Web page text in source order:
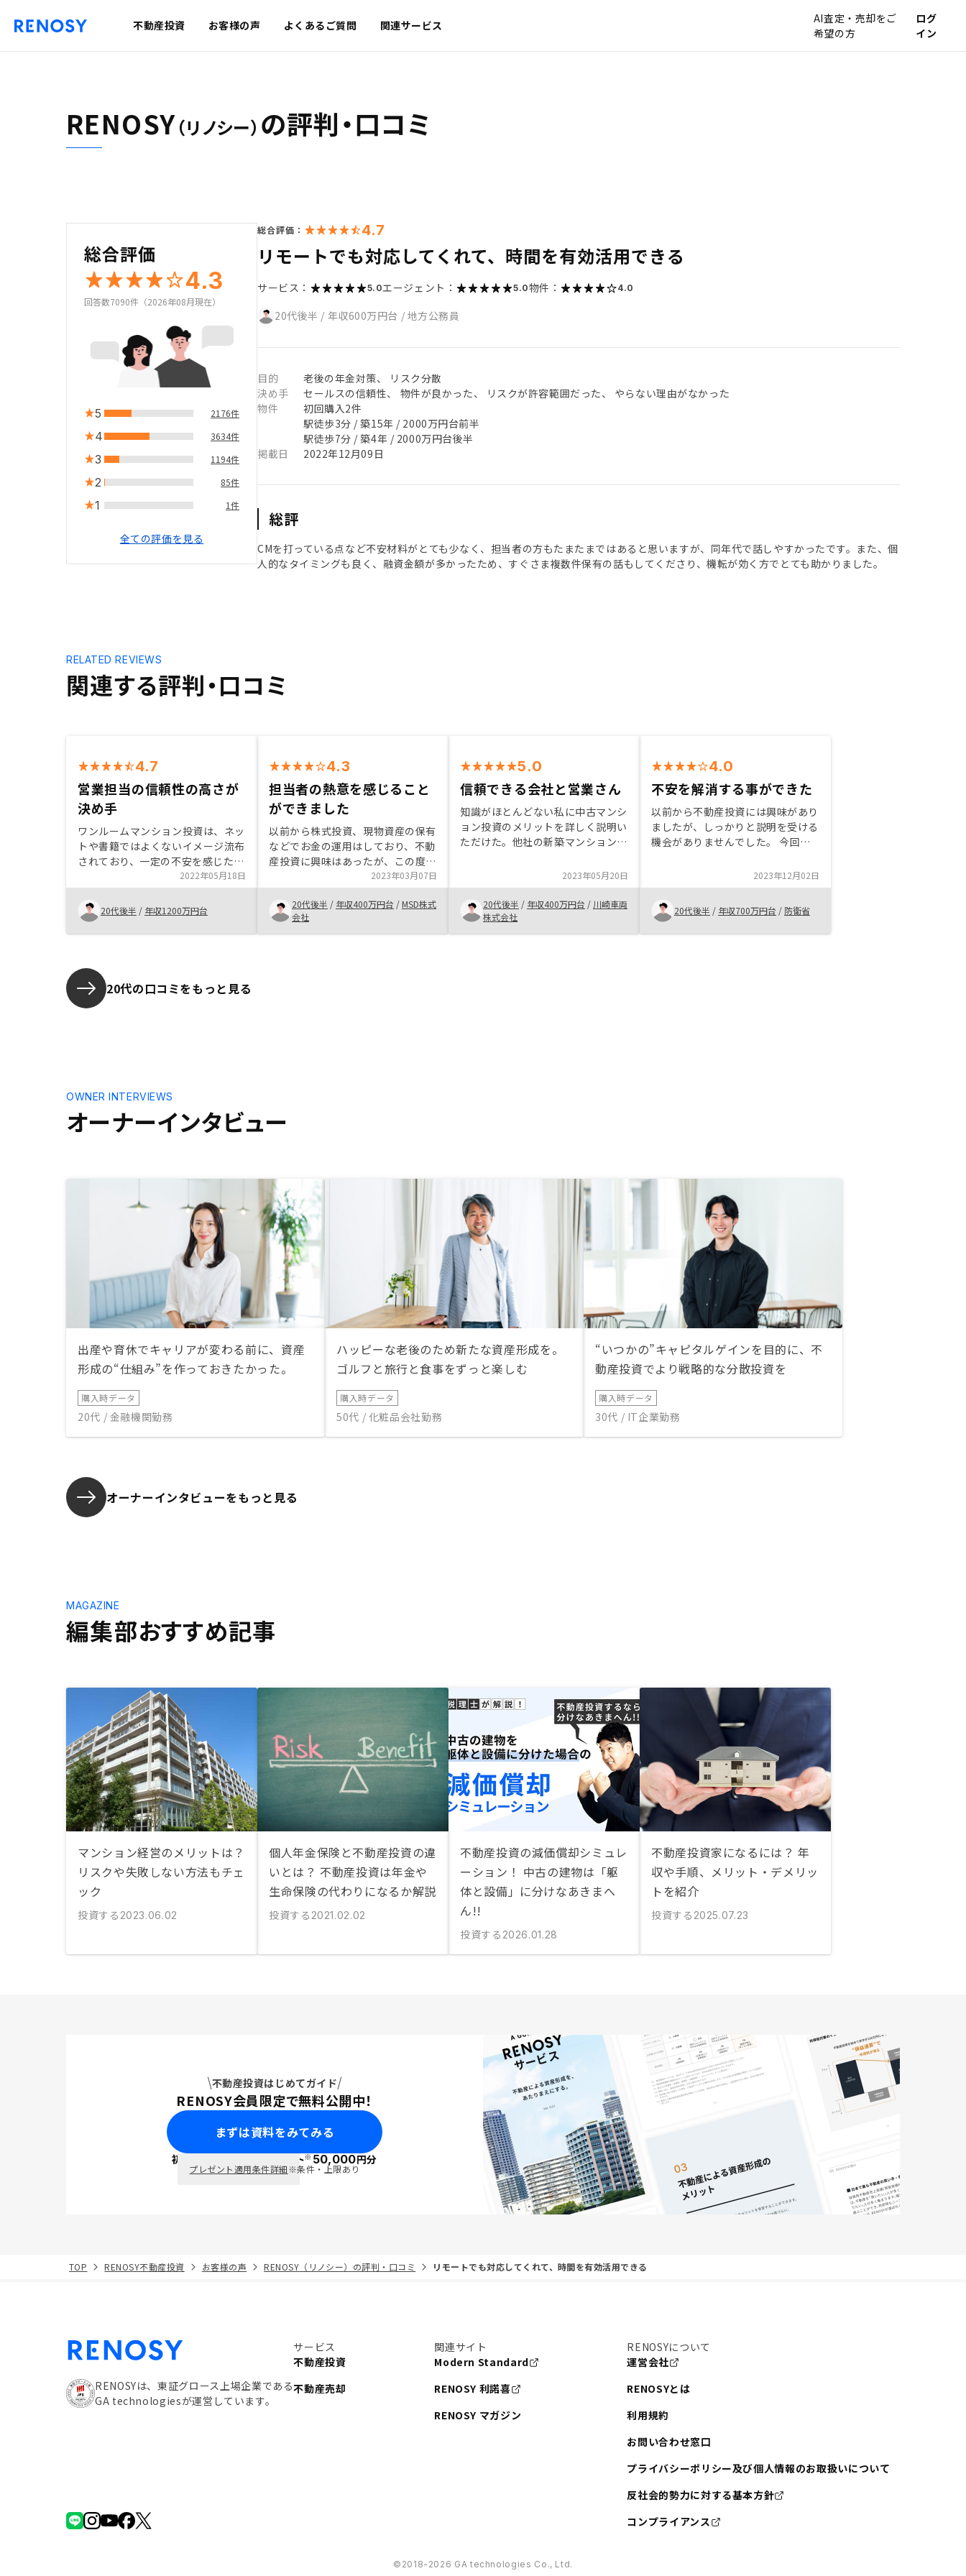
不動産投資 お客様の声 よくあるご質問 関連サービス
AI査定・売却をご
希望の方
ログ
イン
RENOSY（リノシー） の評判・口コミ
総合評価
4.3
回答数7090件（2026年08月現在）
5 2176件
4 3634件
3 1194件
2 85件
1 1件
全ての評価を見る
総合評価： 4.7
リモートでも対応してくれて、時間を有効活用できる
サービス： 5.0エージェント： 5.0物件： 4.0
20代後半 / 年収600万円台 / 地方公務員
目的
老後の年金対策、 リスク分散
決め手
セールスの信頼性、 物件が良かった、 リスクが許容範囲だった、 やらない理由がなかった
物件
初回購入2件
駅徒歩3分 / 築15年 / 2000万円台前半
駅徒歩7分 / 築4年 / 2000万円台後半
掲載日
2022年12月09日
総評
CMを打っている点など不安材料がとても少なく、担当者の方もたまたまではあると思いますが、同年代で話しやすかったです。また、個
人的なタイミングも良く、融資金額が多かったため、すぐさま複数件保有の話もしてくださり、機転が効く方でとても助かりました。
関連する評判・口コミ
RELATED REVIEWS
4.7
営業担当の信頼性の高さが
決め手
ワンルームマンション投資は、ネッ
トや書籍ではよくないイメージ流布
されており、一定の不安を感じた
が、営業担当の方の信頼性が他社と
比べて段違いに高く、他の社員の
方々も素晴らしい方が多かったた
め、この会社であれば取引したいと
思えた。物件についても、その物件
らえ、論理的に納得した上で購入を
決めることができた。ベルフェイス
での打合せは、電話を繋ぐのが面倒
なのでやめた方がいいと感じる。
2022年05月18日
20代後半 / 年収1200万円台
4.3
担当者の熱意を感じること
ができました
以前から株式投資、現物資産の保有
などでお金の運用はしており、不動
産投資に興味はあったが、この度紹
介という形できっかけをいただくこ
とができ、投資に至った。基本的に
はリスクも許容範囲だと認識したの
で、何年保有するかは分からない
が、購入しました
2023年03月07日
20代後半 / 年収400万円台 /MSD株式
会社
5.0
信頼できる会社と営業さん
知識がほとんどない私に中古マンシ
ョン投資のメリットを詳しく説明い
ただけた。他社の新築マンションと
待ってくれたのが好印象だった。営
業さんが信頼できると思った。以上
からリノシーに決めた。
2023年05月20日
20代後半 / 年収400万円台 / 川崎車両
株式会社
4.0
不安を解消する事ができた
以前から不動産投資には興味があり
ましたが、しっかりと説明を受ける
機会がありませんでした。 今回一
的にも気になっていたリスクや購入
後の物件の管理など、不安な事柄に
ついては時間を設けて丁寧に説明し
て頂き、解消することができまし
た。その結果物件を不安なく購入す
2023年12月02日
20代後半 / 年収700万円台 / 防衛省
20代の口コミをもっと見る
オーナーインタビュー
OWNER INTERVIEWS
出産や育休でキャリアが変わる前に、資産
形成の“仕組み”を作っておきたかった。
購入時データ
20代 / 金融機関勤務
ハッピーな老後のため新たな資産形成を。
ゴルフと旅行と食事をずっと楽しむ
購入時データ
50代 / 化粧品会社勤務
“いつかの”キャピタルゲインを目的に、不
動産投資でより戦略的な分散投資を
購入時データ
30代 / IT企業勤務
オーナーインタビューをもっと見る
編集部おすすめ記事
MAGAZINE
マンション経営のメリットは？
リスクや失敗しない方法もチェ
ック
投資する 2023.06.02
個人年金保険と不動産投資の違
いとは？ 不動産投資は年金や
生命保険の代わりになるか解説
投資する 2021.02.02
不動産投資の減価償却シミュレ
ーション！ 中古の建物は「躯
体と設備」に分けなあきまへ
ん!!
投資する 2026.01.28
不動産投資家になるには？ 年
収や手順、メリット・デメリッ
トを紹介
投資する 2025.07.23
不動産投資はじめてガイド
RENOSY会員限定で無料公開中！
まずは資料をみてみる
初回面談で ポイント※50,000円分
プレゼント適用条件詳細※条件・上限あり
TOP RENOSY不動産投資 お客様の声 RENOSY（リノシー）の評判・口コミ リモートでも対応してくれて、時間を有効活用できる
RENOSYは、東証グロース上場企業である
GA technologiesが運営しています。
サービス
不動産投資
不動産売却
関連サイト
Modern Standard
RENOSY 利諾喜
RENOSY マガジン
RENOSYについて
運営会社
RENOSYとは
利用規約
お問い合わせ窓口
プライバシーポリシー及び個人情報のお取扱いについて
反社会的勢力に対する基本方針
コンプライアンス
©︎2018-2026 GA technologies Co., Ltd.